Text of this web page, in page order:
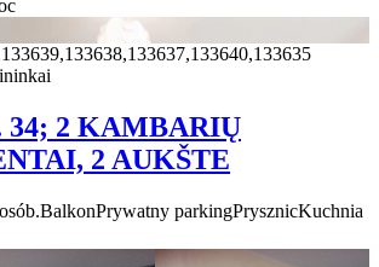
2 KAMBARIŲ
2 AUKŠTE
BalkonPrywatny parkingPrysznicKuchnia